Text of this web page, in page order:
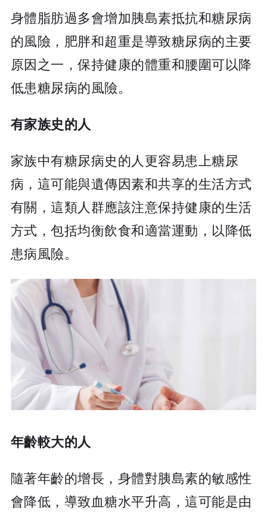
身體脂肪過多會增加胰島素抵抗和糖尿病
的風險，肥胖和超重是導致糖尿病的主要
原因之一，保持健康的體重和腰圍可以降
低患糖尿病的風險。
有家族史的人
家族中有糖尿病史的人更容易患上糖尿
病，這可能與遺傳因素和共享的生活方式
有關，這類人群應該注意保持健康的生活
方式，包括均衡飲食和適當運動，以降低
患病風險。
年齡較大的人
隨著年齡的增長，身體對胰島素的敏感性
會降低，導致血糖水平升高，這可能是由